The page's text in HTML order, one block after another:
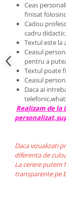
Ceas
finisat
Cadou
cadru didactic.
Textul este la
Ceasul
pentru a
Textul poate
Ceasul
Daca ai
Realizam de la
Daca vizualizati
diferenta de
La cerere putem
transparente pe